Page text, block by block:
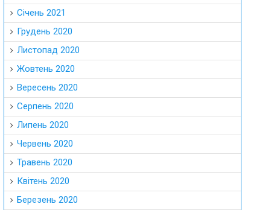
Січень 2021
Грудень 2020
Листопад 2020
Жовтень 2020
Вересень 2020
Серпень 2020
Липень 2020
Червень 2020
Травень 2020
Квітень 2020
Березень 2020